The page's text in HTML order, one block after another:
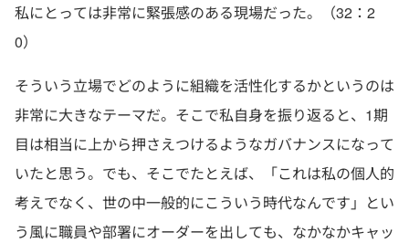
私にとっては非常に緊張感のある現場だった。（32：2
0）
そういう立場でどのように組織を活性化するかというのは
非常に大きなテーマだ。そこで私自身を振り返ると、1期
目は相当に上から押さえつけるようなガバナンスになって
いたと思う。でも、そこでたとえば、「これは私の個人的
考えでなく、世の中一般的にこういう時代なんです」とい
う風に職員や部署にオーダーを出しても、なかなかキャッ